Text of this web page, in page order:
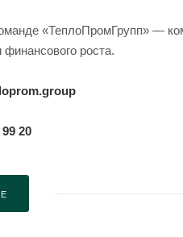
«ТеплоПромГрупп» —
роста.
20